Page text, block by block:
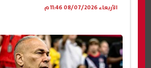
الأربعاء 08/07/2026 11:46 م